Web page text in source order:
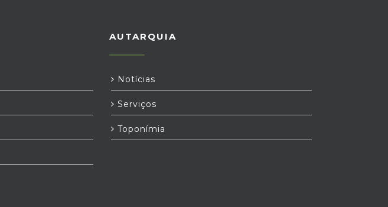
AUTARQUIA
Notícias
Serviços
Toponímia